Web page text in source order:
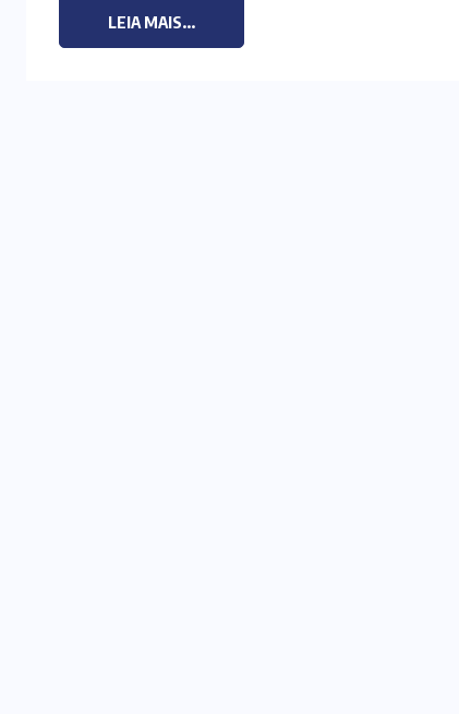
LEIA MAIS...